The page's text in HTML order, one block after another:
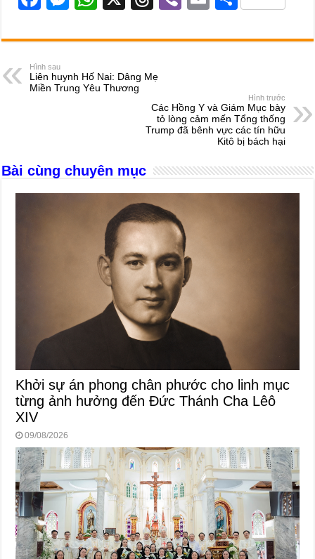
c
e
b
ss
n
at
A
e
d
s
er ail ar
Hình sau
Liên huynh Hố Nai: Dâng Mẹ
Miền Trung Yêu Thương
Hình trước
Các Hồng Y và Giám Mục bày
tỏ lòng cảm mến Tổng thống
Trump đã bênh vực các tín hữu
Kitô bị bách hại
Bài cùng chuyên mục
Khởi sự án phong chân phước cho linh mục
từng ảnh hưởng đến Đức Thánh Cha Lêô
XIV
09/08/2026